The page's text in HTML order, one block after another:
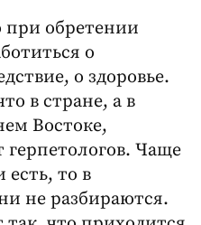
при обретении
о
о здоровье.
в стране, а в
Востоке,
Чаще
есть, то в
не разбираются.